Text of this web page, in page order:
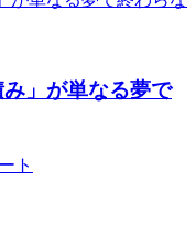
み」が単なる夢で
ト